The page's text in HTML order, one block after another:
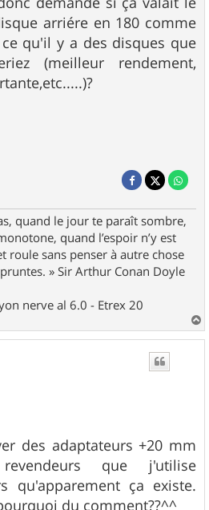
arriére en 180 comme
qu'il y a des disques que
(meilleur rendement,
quand le jour te paraît sombre,
quand l’espoir n’y est
roule sans penser à autre chose
» Sir Arthur Conan Doyle
nerve al 6.0 - Etrex 20
a
u
des adaptateurs +20 mm
que j'utilise
qu'apparement ça existe.
du comment??^^